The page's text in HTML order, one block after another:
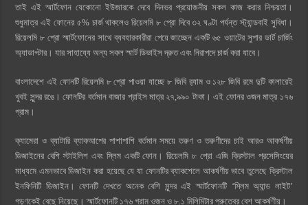
তাই এই স্মার্টফোন যেকোনো ইউজারকে দেবে দিনভর প্রয়োজনীয় সকল কাজ করার নিশ্চয়তা।
শুধুমাত্র এই ফোনের ৫% চার্জ থাকলেও রিয়েলমি ৮ প্রো দিবে ৩২ ঘণ্টা পর্যন্ত স্ট্যান্ডবাই সুবিধা।
রিয়েলমি ৮ প্রো স্মার্টফোনের সাথে ব্যবহারকারীরা পেয়ে জাচ্ছেন একটি ৬৫ ওয়াটের সুপার ডার্ট চার্জিং
অ্যাডাপ্টার। যার সাহায্যে অন্য সকল স্মার্ট ডিভাইস দ্রুত এবং নিরাপদে চার্জ করা যাবে।
বাংলাদেশে এই ফোনটি রিয়েলমি ৮ প্রো পাওয়া যাচ্ছে ৮ জিবি র‍্যাম ও ১২৮ জিবি রমে দুটি কালারেই
খুবই সুন্দর রঙে। ফোনটির বর্তমান বাজার প্রাইস মাত্র ২৭,৯৯০ টাকা। এই ফোনর ওজন মাত্র ১৭৬
গ্রাম।
ক্যামেরা ও ব্যাটারি ব্যাকআপের পাশাপাশি বর্তমান সময়ে তরুণ ও তরুণীদের চাই আরও আকর্ষণীয়
ডিজাইনের বেশি স্টাইলিশ এবং স্লিম একটি ফোন। রিয়েলমি ৮ প্রো এজি ক্রিস্টাল প্রসেসিংয়ের
মাধ্যমে এমনভাবে ডিজাইন করা হয়েছে যে যা ফোনটির ব্যাকশেলে আকর্ষণীয় ভাবে তুলেছে ক্রিস্টাল
ইনফিনিটি ডিজাইন। ফোনটি দেখতে অনেক বেশি সুন্দর এই স্মার্টফোনটি ‘স্লিম অ্যান্ড লাইট’
গড়ণকেই বেছে নিয়েছে। স্মার্টফোনটি ১৭৬ গ্রাম ওজন ও ৮.১ মিলিমিটার পুরুত্বের বেশ আকর্ষণীয়।